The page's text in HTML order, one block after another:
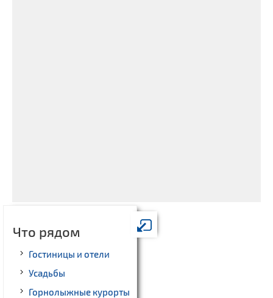
Что рядом
Гостиницы и отели
Усадьбы
Горнолыжные курорты